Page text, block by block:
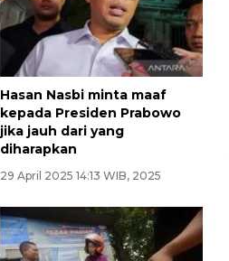
Hasan Nasbi minta maaf
kepada Presiden Prabowo
jika jauh dari yang
diharapkan
29 April 2025 14:13 WIB, 2025